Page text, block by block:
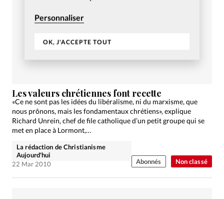
Personnaliser
OK, J'ACCEPTE TOUT
Non classé
Les valeurs chrétiennes font recette
«Ce ne sont pas les idées du libéralisme, ni du marxisme, que
nous prônons, mais les fondamentaux chrétiens», explique
Richard Unrein, chef de file catholique d’un petit groupe qui se
met en place à Lormont,…
La rédaction de Christianisme
Aujourd'hui
22 Mar 2010
Abonnés